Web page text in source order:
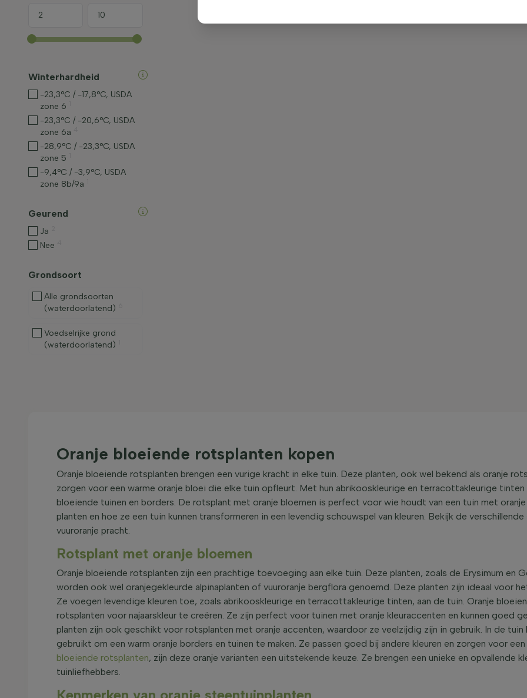
Winterhardheid
-23,3°C / -17,8°C, USDA
zone 6
-23,3°C / -20,6°C, USDA
zone 6a
-28,9°C / -23,3°C, USDA
zone 5
-9,4°C / -3,9°C, USDA
zone 8b/9a
Geurend
Ja
Nee
Grondsoort
Alle grondsoorten
(waterdoorlatend)
Voedselrijke grond
(waterdoorlatend)
Oranje bloeiende rotsplanten kopen
Oranje bloeiende rotsplanten brengen een vurige kracht in elke tuin. Deze planten, ook wel bekend als oranje
zorgen voor een warme oranje bloei die elke tuin opfleurt. Met hun abrikooskleurige en terracottakleurige
bloeiende tuinen en borders. De rotsplant met oranje bloemen is perfect voor wie houdt van een tuin met
planten en hoe ze een tuin kunnen transformeren in een levendig schouwspel van kleuren. Bekijk de
vuuroranje pracht.
Rotsplant met oranje bloemen
Oranje bloeiende rotsplanten zijn een prachtige toevoeging aan elke tuin. Deze planten, zoals de Erysimum en
worden ook wel oranjegekleurde alpinaplanten of vuuroranje bergflora genoemd. Deze planten zijn ideaal voor
Ze voegen levendige kleuren toe, zoals abrikooskleurige en terracottakleurige tinten, aan de tuin. Oranje
rotsplanten voor najaarskleur te creëren. Ze zijn perfect voor tuinen met oranje kleuraccenten en kunnen goed
planten zijn ook geschikt voor rotsplanten met oranje accenten, waardoor ze veelzijdig zijn in gebruik. In de
gebruikt om een warm oranje borders en tuinen te maken. Ze passen goed bij andere kleuren en zorgen voor
bloeiende rotsplanten, zijn deze oranje varianten een uitstekende keuze. Ze brengen een unieke en opvallende
tuinliefhebbers.